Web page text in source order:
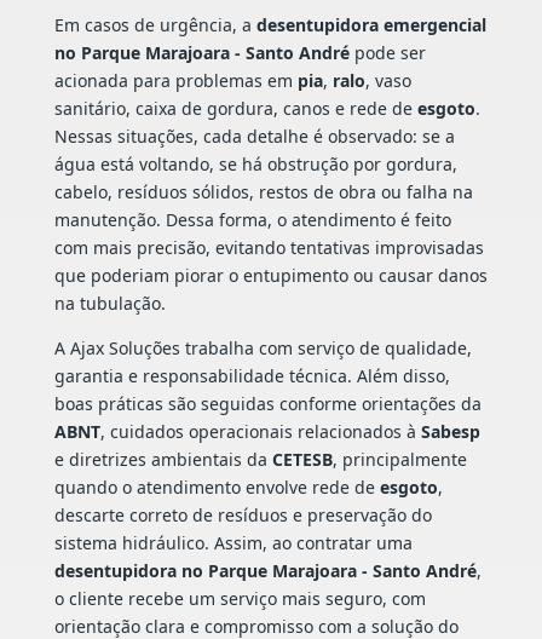
Em casos de urgência, a desentupidora emergencial
no Parque Marajoara - Santo Andrépode ser
acionada para problemas em pia, ralo, vaso
sanitário, caixa de gordura, canos e rede de esgoto.
Nessas situações, cada detalhe é observado: se a
água está voltando, se há obstrução por gordura,
cabelo, resíduos sólidos, restos de obra ou falha na
manutenção. Dessa forma, o atendimento é feito
com mais precisão, evitando tentativas improvisadas
que poderiam piorar o entupimento ou causar danos
na tubulação.
A Ajax Soluções trabalha com serviço de qualidade,
garantia e responsabilidade técnica. Além disso,
boas práticas são seguidas conforme orientações da
ABNT, cuidados operacionais relacionados à Sabesp
e diretrizes ambientais da CETESB, principalmente
quando o atendimento envolve rede de esgoto,
descarte correto de resíduos e preservação do
sistema hidráulico. Assim, ao contratar uma
desentupidora no Parque Marajoara - Santo André,
o cliente recebe um serviço mais seguro, com
orientação clara e compromisso com a solução do